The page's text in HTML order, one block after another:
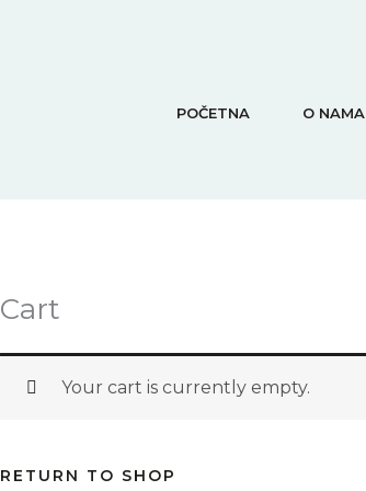
POČETNA O NAMA
Cart
Your cart is currently empty.
RETURN TO SHOP